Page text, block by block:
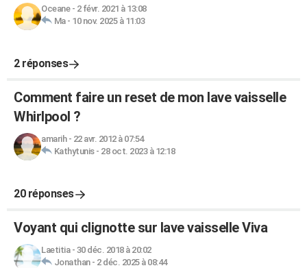
Oceane- 2 févr. 2021 à 13:08
Ma- 10 nov. 2025 à 11:03
2 réponses
Comment faire un reset de mon lave vaisselle
Whirlpool ?
amarih- 22 avr. 2012 à 07:54
Kathytunis- 28 oct. 2023 à 12:18
20 réponses
Voyant qui clignotte sur lave vaisselle Viva
Laetitia- 30 déc. 2018 à 20:02
Jonathan- 2 déc. 2025 à 08:44